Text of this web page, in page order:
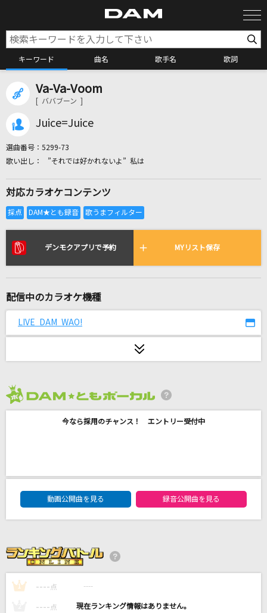
キーワード 曲名 歌手名 歌詞
全国りれき
リアルタイムで歌われている曲の一覧
アンビバレント
[プロオケ]桜
Novelbright
ライラック
Mrs. GREEN APPLE
Va-Va-Voom
[ ババブーン ]
Juice=Juice
選曲番号： 5299-73
”それでは好かれないよ” 私は
対応カラオケコンテンツ
デンモクアプリで予約 MYリスト保存
配信中のカラオケ機種
LIVE DAM WAO!
今なら採用のチャンス！ エントリー受付中
DAM★ともボーカルエントリーランキング
動画公開曲を見る
録音公開曲を見る
1 ---- 点 ----
---- 点 ----